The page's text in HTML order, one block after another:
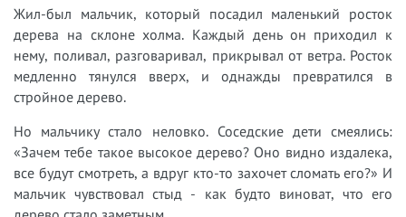
Жил-был мальчик, который посадил маленький росток
дерева на склоне холма. Каждый день он приходил к
нему, поливал, разговаривал, прикрывал от ветра. Росток
медленно тянулся вверх, и однажды превратился в
стройное дерево.
Но мальчику стало неловко. Соседские дети смеялись:
«Зачем тебе такое высокое дерево? Оно видно издалека,
все будут смотреть, а вдруг кто-то захочет сломать его?» И
мальчик чувствовал стыд - как будто виноват, что его